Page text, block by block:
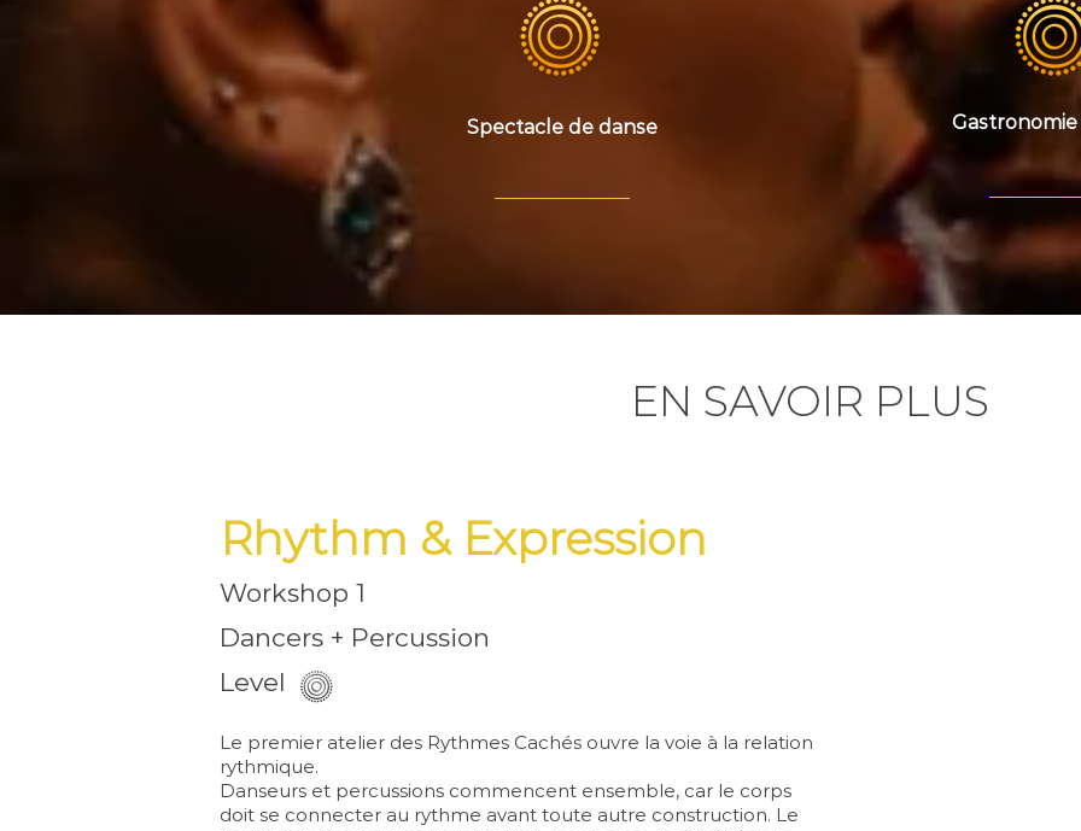
Spectacle de danse
EN SAVOIR PLUS
Rhythm & Expression
Workshop 1
Dancers + Percussion
Level
Le premier atelier des Rythmes Cachés ouvre la voie à la relation
rythmique.
Danseurs et percussions commencent ensemble, car le corps
doit se connecter au rythme avant toute autre construction. Le